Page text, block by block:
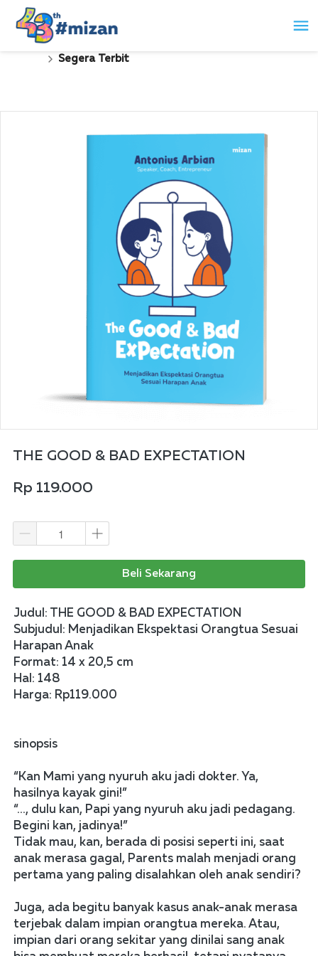
Segera Terbit
THE GOOD & BAD EXPECTATION
Rp 119.000
Beli Sekarang
Judul: THE GOOD & BAD EXPECTATION
Subjudul: Menjadikan Ekspektasi Orangtua Sesuai
Harapan Anak
Format: 14 x 20,5 cm
Hal: 148
Harga: Rp119.000
sinopsis
“Kan Mami yang nyuruh aku jadi dokter. Ya,
hasilnya kayak gini!”
“..., dulu kan, Papi yang nyuruh aku jadi pedagang.
Begini kan, jadinya!”
Tidak mau, kan, berada di posisi seperti ini, saat
anak merasa gagal, Parents malah menjadi orang
pertama yang paling disalahkan oleh anak sendiri?
Juga, ada begitu banyak kasus anak-anak merasa
terjebak dalam impian orangtua mereka. Atau,
impian dari orang sekitar yang dinilai sang anak